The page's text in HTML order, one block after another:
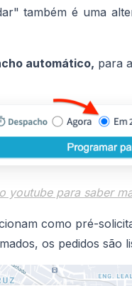
também é uma
automático, para
youtube para saber
como pré-
os pedidos são